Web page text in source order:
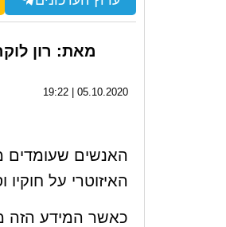
מאת: רון
05.10.2020 | 19:22
האנשים שעומדים
האיזוטרי על חוקיו
כאשר המידע הזה